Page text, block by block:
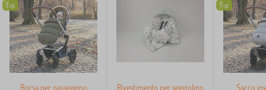
Tip
Borsa per passeggino
Rivestimento per seggiolino
Tip
Sacco
>